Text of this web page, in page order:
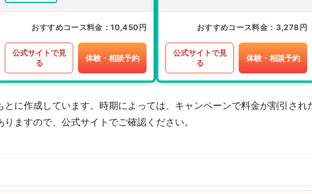
おすすめコース料金 10,450円
公式サイトで見
る
体験・相談予約
おすすめコース料金 3,278円
公式サイトで見
る
体験・相談予約
に作成しています。時期によっては、キャンペーンで料金が割引され
ますので、公式サイトでご確認ください。